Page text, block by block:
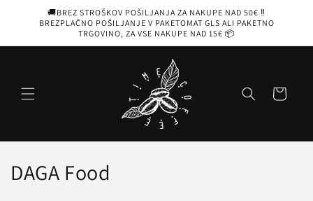
vsebino
🚚BREZ STROŠKOV POŠILJANJA ZA NAKUPE NAD 50€ ‼️
BREZPLAČNO POŠILJANJE V PAKETOMAT GLS ALI PAKETNO
TRGOVINO, ZA VSE NAKUPE NAD 15€ 📦
Košarica
Z
DAGA Food